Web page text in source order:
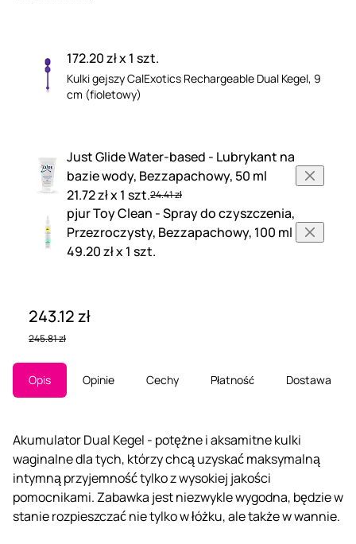
172.20 zł x 1 szt.
Kulki gejszy CalExotics Rechargeable Dual Kegel, 9
cm (fioletowy)
Just Glide Water-based - Lubrykant na
bazie wody, Bezzapachowy, 50 ml
21.72 zł x 1 szt.24.41 zł
pjur Toy Clean - Spray do czyszczenia,
Przezroczysty, Bezzapachowy, 100 ml
49.20 zł x 1 szt.
243.12 zł
245.81 zł
Opis Opinie Cechy Płatność Dostawa
Akumulator Dual Kegel - potężne i aksamitne kulki
waginalne dla tych, którzy chcą uzyskać maksymalną
intymną przyjemność tylko z wysokiej jakości
pomocnikami. Zabawka jest niezwykle wygodna, będzie w
stanie rozpieszczać nie tylko w łóżku, ale także w wannie.